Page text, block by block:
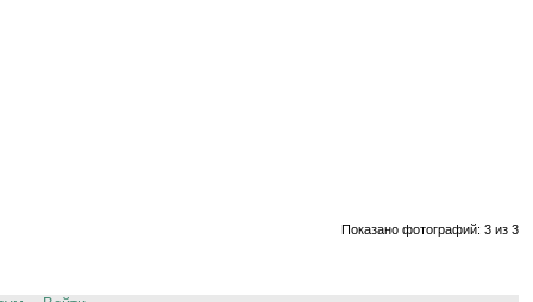
Показано фотографий: 3 из 3